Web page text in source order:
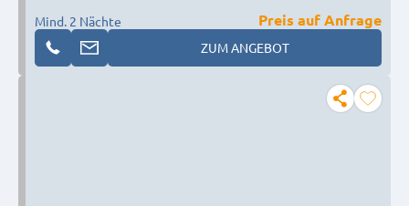
Mind. 2 Nächte
Preis auf Anfrage
ZUM ANGEBOT